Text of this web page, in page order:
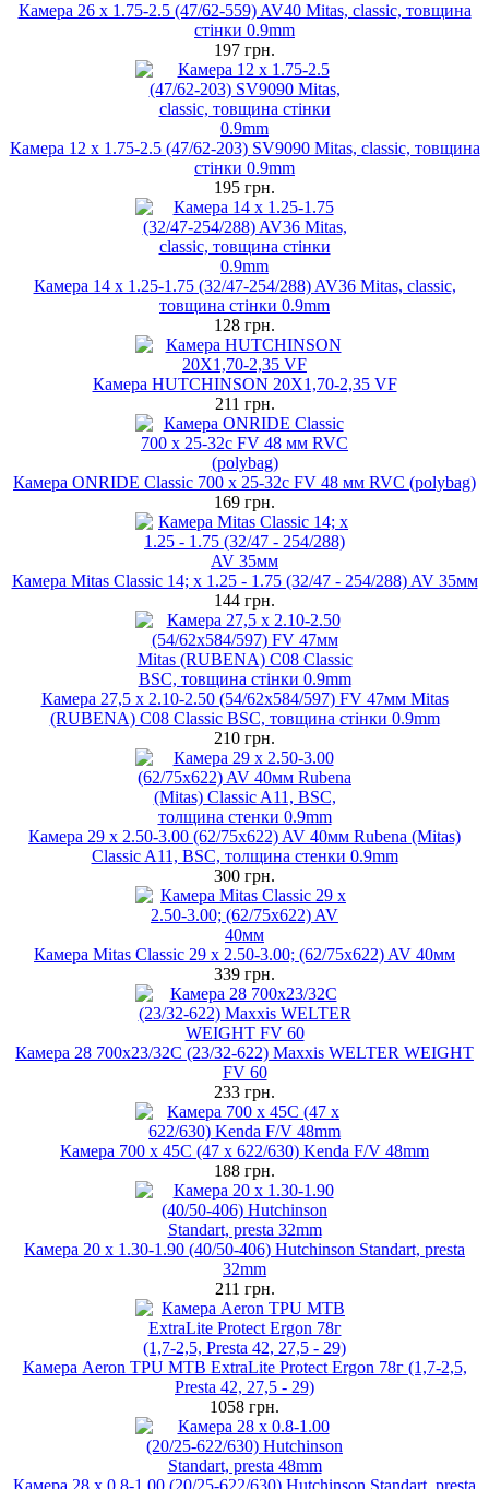
Камера 26 x 1.75-2.5 (47/62-559) AV40 Mitas, classic, товщина
стінки 0.9mm
197 грн.
Камера 12 x 1.75-2.5 (47/62-203) SV9090 Mitas, classic, товщина
стінки 0.9mm
195 грн.
Камера 14 x 1.25-1.75 (32/47-254/288) AV36 Mitas, classic,
товщина стінки 0.9mm
128 грн.
Камера HUTCHINSON 20X1,70-2,35 VF
211 грн.
Камера ONRIDE Classic 700 x 25-32c FV 48 мм RVC (polybag)
169 грн.
Камера Mitas Classic 14; x 1.25 - 1.75 (32/47 - 254/288) AV 35мм
144 грн.
Камера 27,5 x 2.10-2.50 (54/62x584/597) FV 47мм Mitas
(RUBENA) C08 Classic BSC, товщина стінки 0.9mm
210 грн.
Камера 29 x 2.50-3.00 (62/75х622) AV 40мм Rubena (Mitas)
Classic A11, BSC, толщина стенки 0.9mm
300 грн.
Камера Mitas Classic 29 x 2.50-3.00; (62/75х622) AV 40мм
339 грн.
Камера 28 700x23/32C (23/32-622) Maxxis WELTER WEIGHT
FV 60
233 грн.
Камера 700 x 45C (47 x 622/630) Kenda F/V 48mm
188 грн.
Камера 20 x 1.30-1.90 (40/50-406) Hutchinson Standart, presta
32mm
211 грн.
Камера Aeron TPU MTB ExtraLite Protect Ergon 78г (1,7-2,5,
Presta 42, 27,5 - 29)
1058 грн.
Камера 28 x 0.8-1.00 (20/25-622/630) Hutchinson Standart, presta